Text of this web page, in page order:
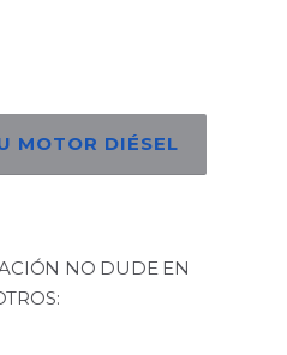
MOTOR DIÉSEL
NO DUDE EN